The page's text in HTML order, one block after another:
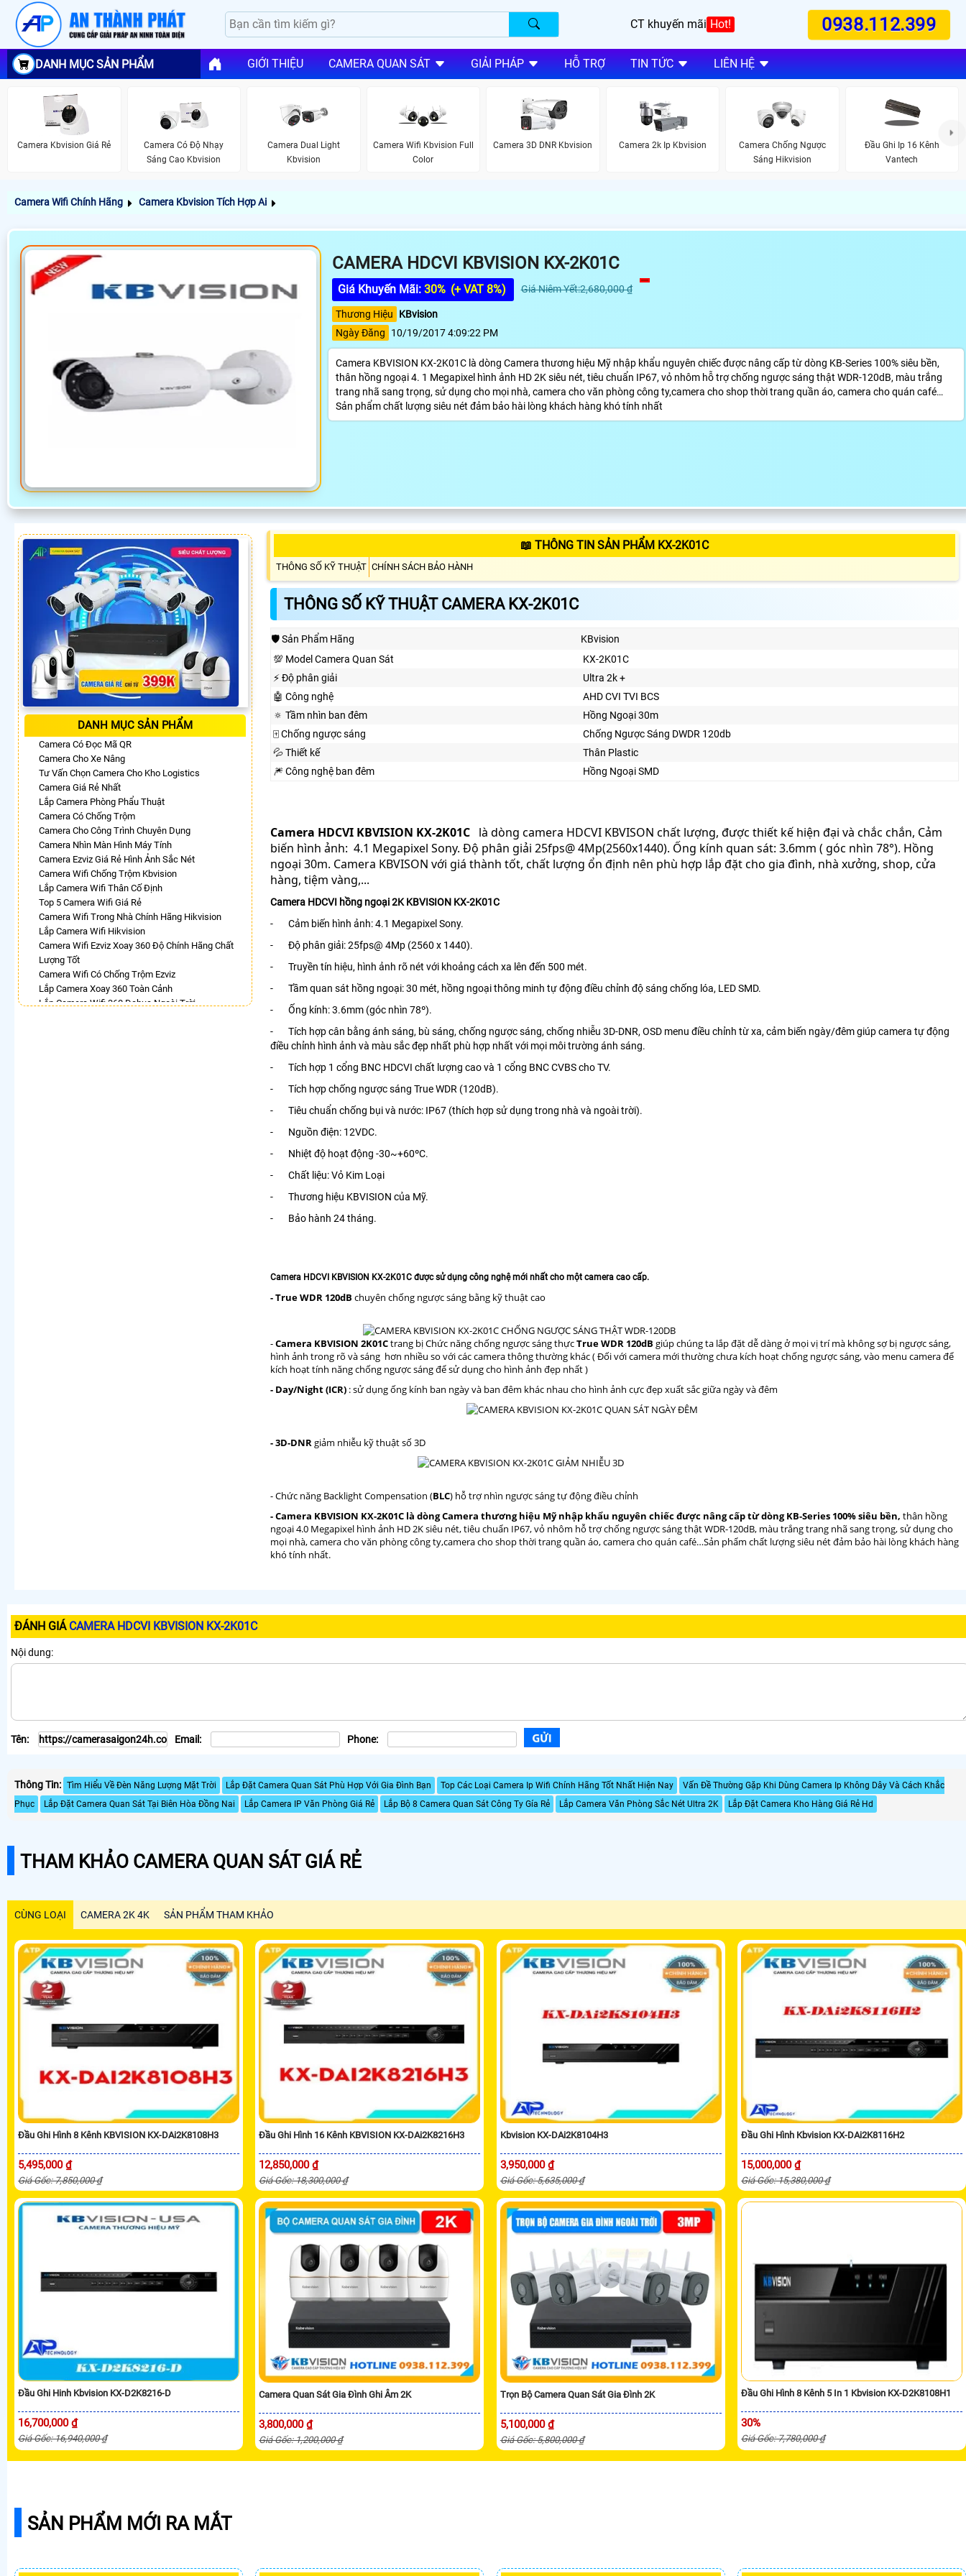
CT khuyến mãi Hot! 0938.112.399
DANH MỤC SẢN PHẨM GIỚI THIỆU CAMERA QUAN SÁT GIẢI PHÁP HỖ TRỢ TIN TỨC LIÊN HỆ
Camera Kbvision Giá Rẻ
Camera Có Độ Nhạy
Sáng Cao Kbvision
Camera Dual Light
Kbvision
Camera Wifi Kbvision Full
Color
Camera 3D DNR Kbvision Camera 2k Ip Kbvision
Camera Chống Ngược
Sáng Hikvision
Đầu Ghi Ip 16 Kênh
Vantech
Camera Wifi Chính Hãng Camera Kbvision Tích Hợp Ai
CAMERA HDCVI KBVISION KX-2K01C
Giá Khuyến Mãi: 30% (+ VAT 8%) Giá Niêm Yết:2,680,000 ₫
Thương Hiệu
KBvision
Ngày Đăng
10/19/2017 4:09:22 PM
Camera KBVISION KX-2K01C là dòng Camera thương hiệu Mỹ nhập khẩu nguyên chiếc được nâng cấp từ dòng KB-Series 100% siêu bền,
thân hồng ngoại 4. 1 Megapixel hình ảnh HD 2K siêu nét, tiêu chuẩn IP67, vỏ nhôm hỗ trợ chống ngược sáng thật WDR-120dB, màu trắng
trang nhã sang trọng, sử dụng cho mọi nhà, camera cho văn phòng công ty,camera cho shop thời trang quần áo, camera cho quán café…
Sản phẩm chất lượng siêu nét đảm bảo hài lòng khách hàng khó tính nhất
DANH MỤC SẢN PHẨM
Camera Có Đọc Mã QR
Camera Cho Xe Nâng
Tư Vấn Chọn Camera Cho Kho Logistics
Camera Giá Rẻ Nhất
Lắp Camera Phòng Phẩu Thuật
Camera Có Chống Trộm
Camera Cho Công Trình Chuyên Dụng
Camera Nhìn Màn Hình Máy Tính
Camera Ezviz Giá Rẻ Hình Ảnh Sắc Nét
Camera Wifi Chống Trộm Kbvision
Lắp Camera Wifi Thân Cố Định
Top 5 Camera Wifi Giá Rẻ
Camera Wifi Trong Nhà Chính Hãng Hikvision
Lắp Camera Wifi Hikvision
Camera Wifi Ezviz Xoay 360 Độ Chính Hãng Chất
Lượng Tốt
Camera Wifi Có Chống Trộm Ezviz
Lắp Camera Xoay 360 Toàn Cảnh
Lắp Camera Wifi 360 Dahua Ngoài Trời
📖 THÔNG TIN SẢN PHẨM KX-2K01C
THÔNG SỐ KỸ THUẬT CHÍNH SÁCH BẢO HÀNH
THÔNG SỐ KỸ THUẬT CAMERA KX-2K01C
🛡 Sản Phẩm Hãng
KBvision
💯 Model Camera Quan Sát
KX-2K01C
️⚡ Độ phân giải
Ultra 2k +
🤖️ Công nghệ
AHD CVI TVI BCS
🔅 Tầm nhìn ban đêm
Hồng Ngoại 30m
🀄 Chống ngược sáng
Chống Ngược Sáng DWDR 120db
💦 Thiết kế
Thân Plastic
🎆 Công nghệ ban đêm
Hồng Ngoại SMD
Camera HDCVI KBVISION KX-2K01C là dòng camera HDCVI KBVISON chất lượng, được thiết kế hiện đại và chắc chắn, Cảm
biến hình ảnh: 4.1 Megapixel Sony. Độ phân giải 25fps@ 4Mp(2560x1440). Ống kính quan sát: 3.6mm ( góc nhìn 78°). Hồng
ngoại 30m. Camera KBVISON với giá thành tốt, chất lượng ổn định nên phù hợp lắp đặt cho gia đình, nhà xưởng, shop, cửa
hàng, tiệm vàng,...
Camera HDCVI hồng ngoại 2K KBVISION KX-2K01C
- Cảm biến hình ảnh: 4.1 Megapixel Sony.
- Độ phân giải: 25fps@ 4Mp (2560 x 1440).
- Truyền tín hiệu, hình ảnh rõ nét với khoảng cách xa lên đến 500 mét.
- Tầm quan sát hồng ngoại: 30 mét, hồng ngoại thông minh tự động điều chỉnh độ sáng chống lóa, LED SMD.
- Ống kính: 3.6mm (góc nhìn 78º).
- Tích hợp cân bằng ánh sáng, bù sáng, chống ngược sáng, chống nhiễu 3D-DNR, OSD menu điều chỉnh từ xa, cảm biến ngày/đêm giúp camera tự động
điều chỉnh hình ảnh và màu sắc đẹp nhất phù hợp nhất với mọi môi trường ánh sáng.
- Tích hợp 1 cổng BNC HDCVI chất lượng cao và 1 cổng BNC CVBS cho TV.
- Tích hợp chống ngược sáng True WDR (120dB).
- Tiêu chuẩn chống bụi và nước: IP67 (thích hợp sử dụng trong nhà và ngoài trời).
- Nguồn điện: 12VDC.
- Nhiệt độ hoạt động -30~+60ºC.
- Chất liệu: Vỏ Kim Loại
- Thương hiệu KBVISION của Mỹ.
- Bảo hành 24 tháng.
Camera HDCVI KBVISION KX-2K01C được sử dụng công nghệ mới nhất cho một camera cao cấp.
- True WDR 120dB chuyên chống ngược sáng bằng kỹ thuật cao
-Camera KBVISION 2K01Ctrang bị Chức năng chống ngược sáng thựcTrue WDR 120dB giúp chúng ta lắp đặt dễ dàng ở mọi vị trí mà không sợ bị ngược sáng,
hình ảnh trong rõ và sáng hơn nhiều so với các camera thông thường khác ( Đối với camera mới thường chưa kích hoạt chống ngược sáng, vào menu camera để
kích hoạt tính năng chống ngược sáng để sử dụng cho hình ảnh đẹp nhất )
- Day/Night (ICR) : sử dụng ống kính ban ngày và ban đêm khác nhau cho hình ảnh cực đẹp xuất sắc giữa ngày và đêm
- 3D-DNRgiảm nhiễu kỹ thuật số 3D
- Chức năng Backlight Compensation (BLC) hỗ trợ nhìn ngược sáng tự động điều chỉnh
- Camera KBVISION KX-2K01C là dòng Camera thương hiệu Mỹ nhập khẩu nguyên chiếc được nâng cấp từ dòng KB-Series 100% siêu bền, thân hồng
ngoại 4.0 Megapixel hình ảnh HD 2K siêu nét, tiêu chuẩn IP67, vỏ nhôm hỗ trợ chống ngược sáng thật WDR-120dB, màu trắng trang nhã sang trọng, sử dụng cho
mọi nhà, camera cho văn phòng công ty,camera cho shop thời trang quần áo, camera cho quán café…Sản phẩm chất lượng siêu nét đảm bảo hài lòng khách hàng
khó tính nhất.
ĐÁNH GIÁ CAMERA HDCVI KBVISION KX-2K01C
Nội dung:
Tên: Email: Phone:
Thông Tin: Tìm Hiểu Về Đèn Năng Lượng Mặt Trời Lắp Đặt Camera Quan Sát Phù Hợp Với Gia Đình Bạn Top Các Loại Camera Ip Wifi Chính Hãng Tốt Nhất Hiện Nay
Vấn Đề Thường Gặp Khi Dùng Camera Ip Không Dây Và Cách Khắc
Phục
Lắp Đặt Camera Quan Sát Tại Biên Hòa Đồng Nai Lắp Camera IP Văn Phòng Giá Rẻ Lắp Bộ 8 Camera Quan Sát Công Ty Gía Rẻ Lắp Camera Văn Phòng Sắc Nét Ultra 2K Lắp Đặt Camera Kho Hàng Giá Rẻ Hd
THAM KHẢO CAMERA QUAN SÁT GIÁ RẺ
CÙNG LOẠI CAMERA 2K 4K SẢN PHẨM THAM KHẢO
Đầu Ghi Hình 8 Kênh KBVISION KX-DAi2K8108H3
5,495,000 ₫
Giá Gốc: 7,850,000 ₫
Đầu Ghi Hình 16 Kênh KBVISION KX-DAi2K8216H3
12,850,000 ₫
Giá Gốc: 18,300,000 ₫
Kbvision KX-DAi2K8104H3
3,950,000 ₫
Giá Gốc: 5,635,000 ₫
Đầu Ghi Hình Kbvision KX-DAi2K8116H2
15,000,000 ₫
Giá Gốc: 15,380,000 ₫
Đầu Ghi Hinh Kbvision KX-D2K8216-D
16,700,000 ₫
Giá Gốc: 16,940,000 ₫
Camera Quan Sát Gia Đình Ghi Âm 2K
3,800,000 ₫
Giá Gốc: 1,200,000 ₫
Trọn Bộ Camera Quan Sát Gia Đình 2K
5,100,000 ₫
Giá Gốc: 5,800,000 ₫
Đầu Ghi Hình 8 Kênh 5 In 1 Kbvision KX-D2K8108H1
30%
Giá Gốc: 7,780,000 ₫
SẢN PHẨM MỚI RA MẮT